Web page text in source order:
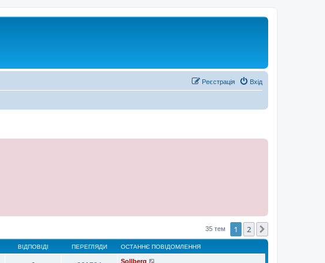
Вхід
Реєстрація
35 тем 1 2
ВІДПОВІДІ ПЕРЕГЛЯДИ ОСТАННЄ ПОВІДОМЛЕННЯ
Sollberg